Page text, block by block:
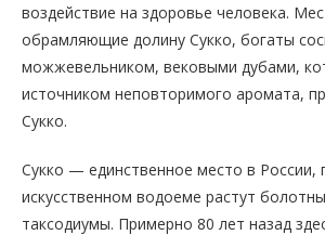
воздействие на здоровье человека.
обрамляющие долину Сукко, богаты
можжевельником, вековыми дубами,
источником неповторимого аромата,
Сукко.
Сукко — единственное место в России,
искусственном водоеме растут
таксодиумы. Примерно 80 лет назад